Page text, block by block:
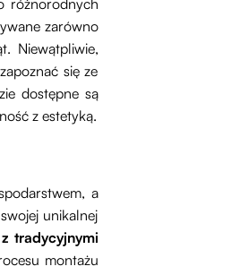
różnorodnych
zarówno
Niewątpliwie,
się ze
dostępne są
z estetyką.
a
unikalnej
tradycyjnymi
montażu